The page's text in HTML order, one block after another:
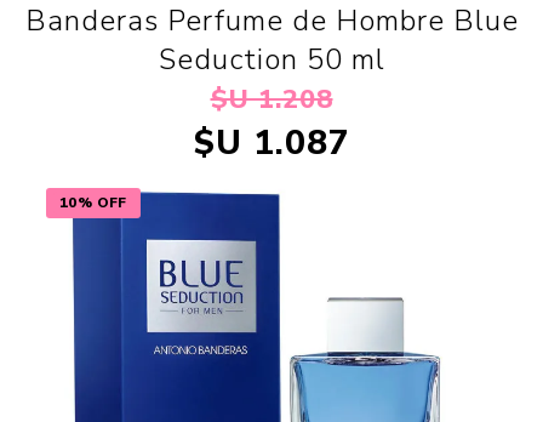
10% OFF
Banderas Perfume de Hombre Blue
Seduction 50 ml
$U 1.208
$U 1.087